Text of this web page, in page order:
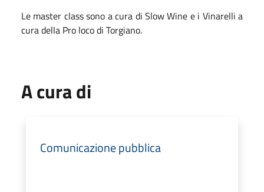
Le master class sono a cura di Slow Wine e i Vinarelli a
cura della Pro loco di Torgiano.
A cura di
Comunicazione pubblica